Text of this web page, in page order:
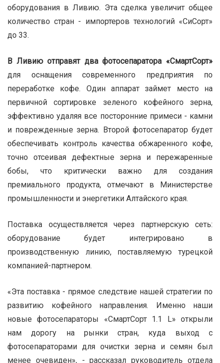
оборудования в Ливию. Эта сделка увеличит общее
количество стран - импортеров технологий «СиСорт»
до 33.
В Ливию отправят два фотосепаратора «СмартСорт»
для оснащения современного предприятия по
переработке кофе. Один аппарат займет место на
первичной сортировке зеленого кофейного зерна,
эффективно удаляя все посторонние примеси - камни
и поврежденные зерна. Второй фотосепаратор будет
обеспечивать контроль качества обжаренного кофе,
точно отсеивая дефектные зерна и пережаренные
бобы, что критически важно для создания
премиального продукта, отмечают в Министерстве
промышленности и энергетики Алтайского края.
Поставка осуществляется через партнерскую сеть:
оборудование будет интегрировано в
производственную линию, поставляемую турецкой
компанией-партнером.
«Эта поставка - прямое следствие нашей стратегии по
развитию кофейного направления. Именно наши
новые фотосепараторы «СмартСорт 1.1 L» открыли
нам дорогу на рынки стран, куда выход с
фотосепараторами для очистки зерна и семян был
менее очевиден», - рассказал руководитель отдела